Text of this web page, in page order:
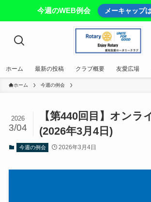
今週のWEB例会 メーキャップ
ホーム 最新の投稿 クラブ概要 友愛広場
ホーム 今週の例会
【第440回目】オンラ
(2026年3月4日)
2026
3/04
今週の例会 2026年3月4日